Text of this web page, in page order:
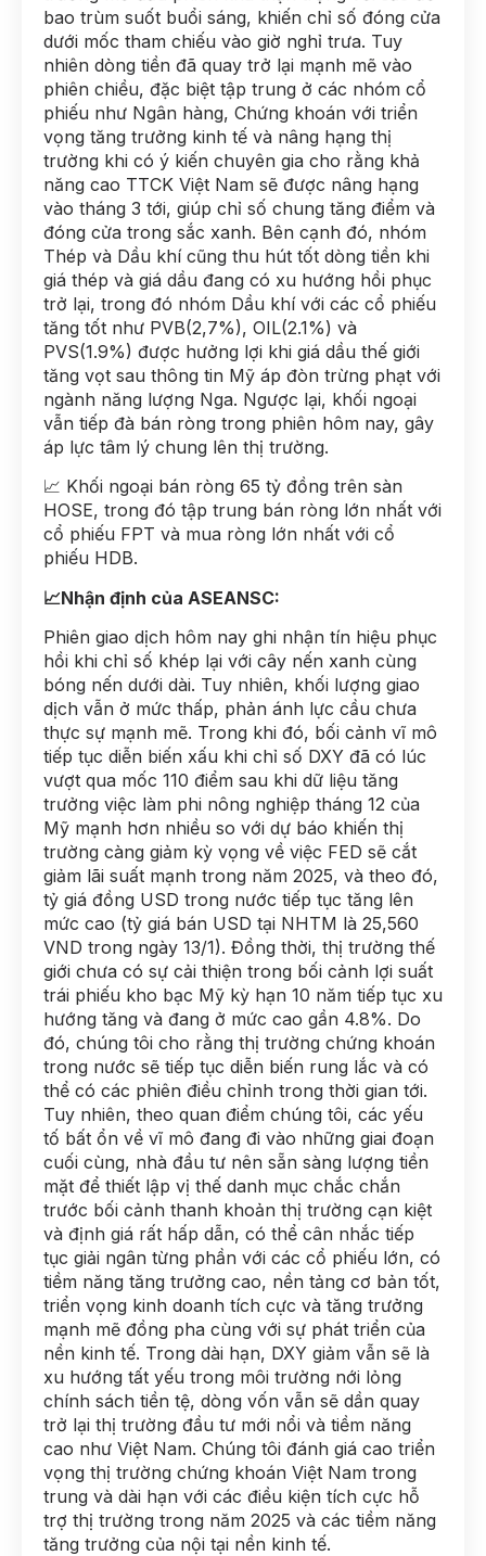
bao trùm suốt buổi sáng, khiến chỉ số đóng cửa
dưới mốc tham chiếu vào giờ nghỉ trưa. Tuy
nhiên dòng tiền đã quay trở lại mạnh mẽ vào
phiên chiều, đặc biệt tập trung ở các nhóm cổ
phiếu như Ngân hàng, Chứng khoán với triển
vọng tăng trưởng kinh tế và nâng hạng thị
trường khi có ý kiến chuyên gia cho rằng khả
năng cao TTCK Việt Nam sẽ được nâng hạng
vào tháng 3 tới, giúp chỉ số chung tăng điểm và
đóng cửa trong sắc xanh. Bên cạnh đó, nhóm
Thép và Dầu khí cũng thu hút tốt dòng tiền khi
giá thép và giá dầu đang có xu hướng hồi phục
trở lại, trong đó nhóm Dầu khí với các cổ phiếu
tăng tốt như PVB(2,7%), OIL(2.1%) và
PVS(1.9%) được hưởng lợi khi giá dầu thế giới
tăng vọt sau thông tin Mỹ áp đòn trừng phạt với
ngành năng lượng Nga. Ngược lại, khối ngoại
vẫn tiếp đà bán ròng trong phiên hôm nay, gây
áp lực tâm lý chung lên thị trường.
📈 Khối ngoại bán ròng 65 tỷ đồng trên sàn
HOSE, trong đó tập trung bán ròng lớn nhất với
cổ phiếu FPT và mua ròng lớn nhất với cổ
phiếu HDB.
📈Nhận định của ASEANSC:
Phiên giao dịch hôm nay ghi nhận tín hiệu phục
hồi khi chỉ số khép lại với cây nến xanh cùng
bóng nến dưới dài. Tuy nhiên, khối lượng giao
dịch vẫn ở mức thấp, phản ánh lực cầu chưa
thực sự mạnh mẽ. Trong khi đó, bối cảnh vĩ mô
tiếp tục diễn biến xấu khi chỉ số DXY đã có lúc
vượt qua mốc 110 điểm sau khi dữ liệu tăng
trưởng việc làm phi nông nghiệp tháng 12 của
Mỹ mạnh hơn nhiều so với dự báo khiến thị
trường càng giảm kỳ vọng về việc FED sẽ cắt
giảm lãi suất mạnh trong năm 2025, và theo đó,
tỷ giá đồng USD trong nước tiếp tục tăng lên
mức cao (tỷ giá bán USD tại NHTM là 25,560
VND trong ngày 13/1). Đồng thời, thị trường thế
giới chưa có sự cải thiện trong bối cảnh lợi suất
trái phiếu kho bạc Mỹ kỳ hạn 10 năm tiếp tục xu
hướng tăng và đang ở mức cao gần 4.8%. Do
đó, chúng tôi cho rằng thị trường chứng khoán
trong nước sẽ tiếp tục diễn biến rung lắc và có
thể có các phiên điều chỉnh trong thời gian tới.
Tuy nhiên, theo quan điểm chúng tôi, các yếu
tố bất ổn về vĩ mô đang đi vào những giai đoạn
cuối cùng, nhà đầu tư nên sẵn sàng lượng tiền
mặt để thiết lập vị thế danh mục chắc chắn
trước bối cảnh thanh khoản thị trường cạn kiệt
và định giá rất hấp dẫn, có thể cân nhắc tiếp
tục giải ngân từng phần với các cổ phiếu lớn, có
tiềm năng tăng trưởng cao, nền tảng cơ bản tốt,
triển vọng kinh doanh tích cực và tăng trưởng
mạnh mẽ đồng pha cùng với sự phát triển của
nền kinh tế. Trong dài hạn, DXY giảm vẫn sẽ là
xu hướng tất yếu trong môi trường nới lỏng
chính sách tiền tệ, dòng vốn vẫn sẽ dần quay
trở lại thị trường đầu tư mới nổi và tiềm năng
cao như Việt Nam. Chúng tôi đánh giá cao triển
vọng thị trường chứng khoán Việt Nam trong
trung và dài hạn với các điều kiện tích cực hỗ
trợ thị trường trong năm 2025 và các tiềm năng
tăng trưởng của nội tại nền kinh tế.